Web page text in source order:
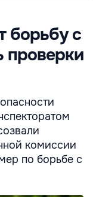
борьбу с
проверки
комиссии
по борьбе с